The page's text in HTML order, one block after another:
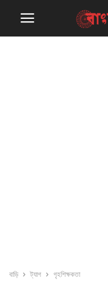
বাড়ি ট্যাগ গৃহশিক্ষকতা